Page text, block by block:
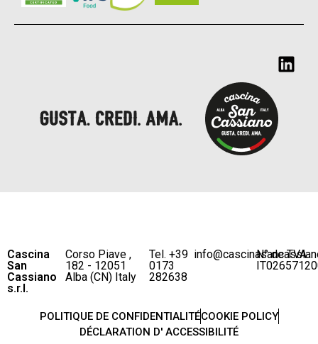
Cascina
San
Cassiano
s.r.l.
Corso Piave ,
182 - 12051
Alba (CN) Italy
Tel. +39
0173
282638
N° de TVA
POLITIQUE DE CONFIDENTIALITÉCOOKIE POLICY
DÉCLARATION D' ACCESSIBILITÉ